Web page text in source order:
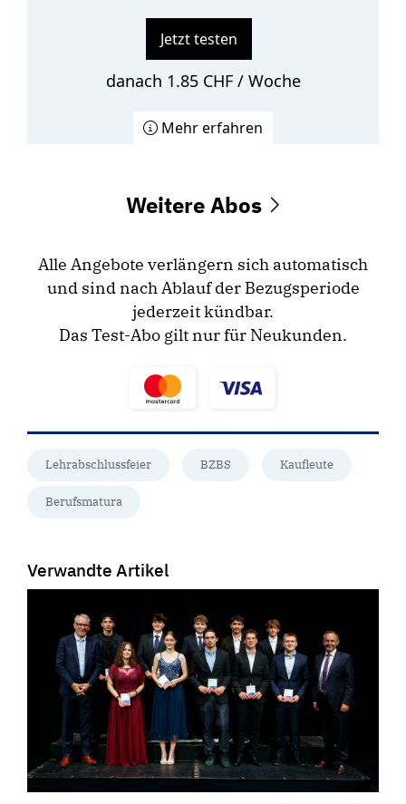
Jetzt testen
danach 1.85 CHF / Woche
Mehr erfahren
Weitere Abos
Alle Angebote verlängern sich automatisch
und sind nach Ablauf der Bezugsperiode
jederzeit kündbar.
Das Test-Abo gilt nur für Neukunden.
Lehrabschlussfeier BZBS Kaufleute
Berufsmatura
Verwandte Artikel